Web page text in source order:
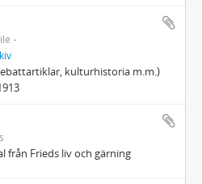
kulturhistoria m.m.)
från Frieds liv och gärning